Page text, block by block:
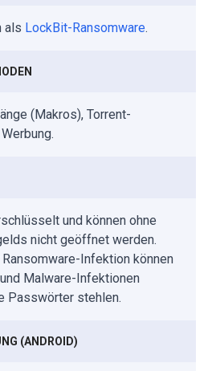
als LockBit-Ransomware.
(Makros), Torrent-
und können ohne
nicht geöffnet werden.
Infektion können
Malware-Infektionen
Passwörter stehlen.
(ANDROID)